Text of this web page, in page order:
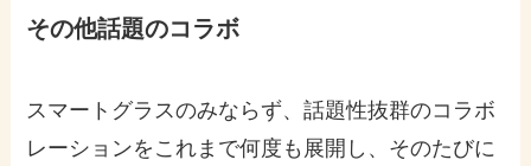
その他話題のコラボ
スマートグラスのみならず、話題性抜群のコラボ
レーションをこれまで何度も展開し、そのたびに